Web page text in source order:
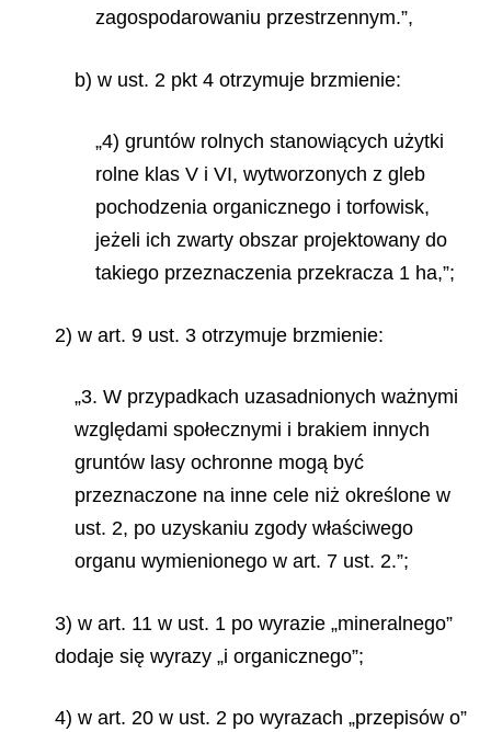
zagospodarowaniu przestrzennym.”,
b) w ust. 2 pkt 4 otrzymuje brzmienie:
„4) gruntów rolnych stanowiących użytki
rolne klas V i VI, wytworzonych z gleb
pochodzenia organicznego i torfowisk,
jeżeli ich zwarty obszar projektowany do
takiego przeznaczenia przekracza 1 ha,”;
2) w art. 9 ust. 3 otrzymuje brzmienie:
„3. W przypadkach uzasadnionych ważnymi
względami społecznymi i brakiem innych
gruntów lasy ochronne mogą być
przeznaczone na inne cele niż określone w
ust. 2, po uzyskaniu zgody właściwego
organu wymienionego w art. 7 ust. 2.”;
3) w art. 11 w ust. 1 po wyrazie „mineralnego”
dodaje się wyrazy „i organicznego”;
4) w art. 20 w ust. 2 po wyrazach „przepisów o”